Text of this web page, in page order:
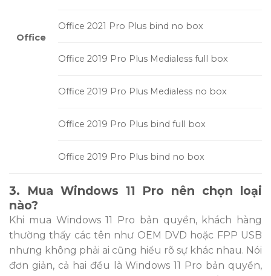
Office
Office 2021 Pro Plus bind no box
Office 2019 Pro Plus Medialess full box
Office 2019 Pro Plus Medialess no box
Office 2019 Pro Plus bind full box
Office 2019 Pro Plus bind no box
3. Mua Windows 11 Pro nên chọn loại
nào?
Khi mua Windows 11 Pro bản quyền, khách hàng
thường thấy các tên như OEM DVD hoặc FPP USB
nhưng không phải ai cũng hiểu rõ sự khác nhau. Nói
đơn giản, cả hai đều là Windows 11 Pro bản quyền,